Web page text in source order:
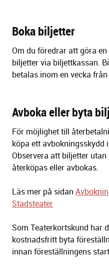
Boka biljetter
Om du föredrar att göra
biljetter via biljettkassan.
betalas inom en vecka
Avboka eller byta
För möjlighet till
köpa ett avbokningsskydd
Observera att biljetter
återköpas eller avbokas.
Läs mer på sidan
Stadsteater
Som Teaterkortskund har
kostnadsfritt byta
innan föreställningens